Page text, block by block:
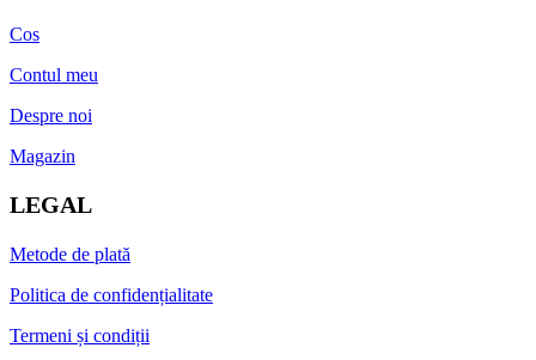
Cos
Contul meu
Despre noi
Magazin
LEGAL
Metode de plată
Politica de confidențialitate
Termeni și condiții